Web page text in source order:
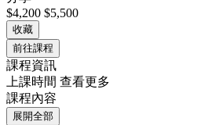
$4,200 $5,500
收藏
前往課程
課程資訊
上課時間 查看更多
課程內容
展開全部